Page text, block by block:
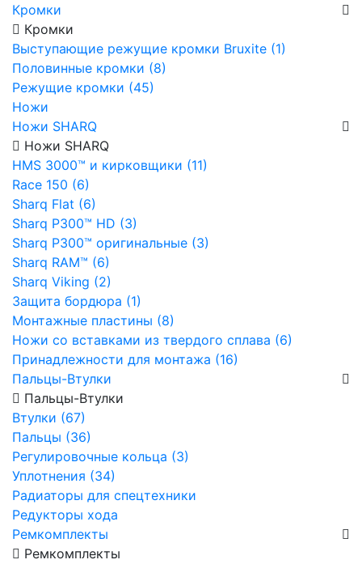
Кромки
Кромки
Выступающие режущие кромки Bruxite (1)
Половинные кромки (8)
Режущие кромки (45)
Ножи
Ножи SHARQ
Ножи SHARQ
HMS 3000™ и кирковщики (11)
Race 150 (6)
Sharq Flat (6)
Sharq P300™ HD (3)
Sharq P300™ оригинальные (3)
Sharq RAM™ (6)
Sharq Viking (2)
Защита бордюра (1)
Монтажные пластины (8)
Ножи со вставками из твердого сплава (6)
Принадлежности для монтажа (16)
Пальцы-Втулки
Пальцы-Втулки
Втулки (67)
Пальцы (36)
Регулировочные кольца (3)
Уплотнения (34)
Радиаторы для спецтехники
Редукторы хода
Ремкомплекты
Ремкомплекты